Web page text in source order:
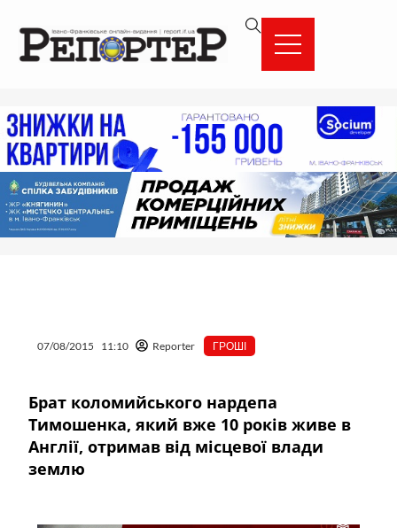
вмісту
07/08/2015 11:10 Reporter ГРОШІ
Брат коломийського нардепа
Тимошенка, який вже 10 років живе в
Англії, отримав від місцевої влади
землю